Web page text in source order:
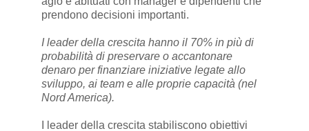
prendono decisioni importanti.
I leader della crescita hanno il 70% in più di
probabilità di preservare o accantonare
denaro per finanziare iniziative legate allo
sviluppo, ai team e alle proprie capacità (nel
Nord America).
I leader della crescita stabiliscono obiettivi